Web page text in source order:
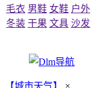
毛衣 男鞋 女鞋 户外
冬装 干果 文具 沙发
【城市天气】 ×